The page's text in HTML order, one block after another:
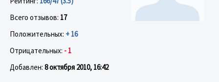
Всего отзывов: 17
Положительных: + 16
Отрицательных: - 1
Добавлен: 8 октября 2010, 16:42